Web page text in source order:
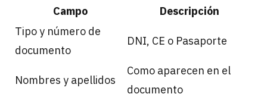
Campo
Descripción
Tipo y número de
documento
DNI, CE o Pasaporte
Nombres y apellidos
Como aparecen en el
documento